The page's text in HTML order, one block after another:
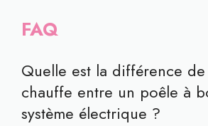
FAQ
Quelle est la différence
chauffe entre un poêle à
système électrique ?